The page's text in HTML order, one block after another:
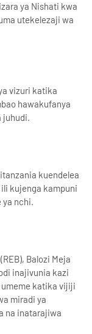
ya Nishati kwa
utekelezaji wa
vizuri katika
hawakufanya
juhudi.
kuendelea
kujenga kampuni
ya nchi.
Balozi Meja
inajivunia kazi
katika vijiji
miradi ya
na inatarajiwa